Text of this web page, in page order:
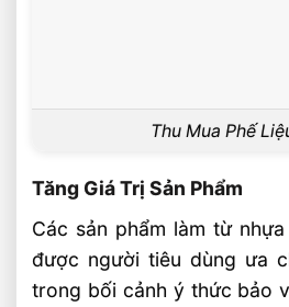
Thu Mua Phế
Tăng Giá Trị Sản Phẩm
Các sản phẩm làm từ
được người tiêu dùng ưa
trong bối cảnh ý thức bảo